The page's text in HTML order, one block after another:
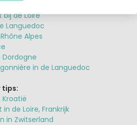
bij de Loire
Languedoc
Alpes
Dordogne
in de Languedoc
tips:
Kroatië
de Loire, Frankrijk
in Zwitserland